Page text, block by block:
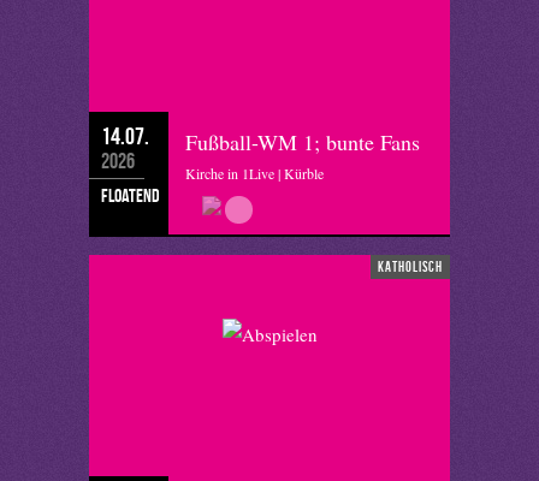
14.07.
2026
floatend
Fußball-WM 1; bunte Fans
Kirche in 1Live | Kürble
katholisch